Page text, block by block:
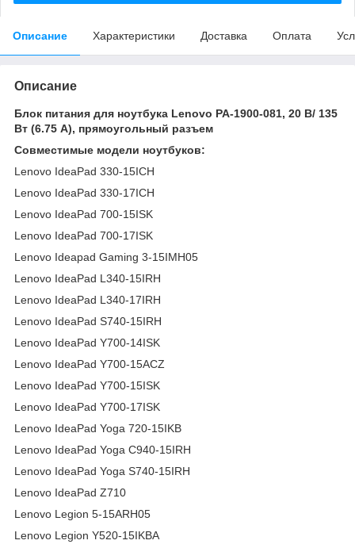
Описание Характеристики Доставка Оплата
Описание
Блок питания для ноутбука Lenovo PA-1900-081, 20 В/ 135
Вт (6.75 А), прямоугольный разъем
Совместимые модели ноутбуков:
Lenovo IdeaPad 330-15ICH
Lenovo IdeaPad 330-17ICH
Lenovo IdeaPad 700-15ISK
Lenovo IdeaPad 700-17ISK
Lenovo Ideapad Gaming 3-15IMH05
Lenovo IdeaPad L340-15IRH
Lenovo IdeaPad L340-17IRH
Lenovo IdeaPad S740-15IRH
Lenovo IdeaPad Y700-14ISK
Lenovo IdeaPad Y700-15ACZ
Lenovo IdeaPad Y700-15ISK
Lenovo IdeaPad Y700-17ISK
Lenovo IdeaPad Yoga 720-15IKB
Lenovo IdeaPad Yoga C940-15IRH
Lenovo IdeaPad Yoga S740-15IRH
Lenovo IdeaPad Z710
Lenovo Legion 5-15ARH05
Lenovo Legion Y520-15IKBA